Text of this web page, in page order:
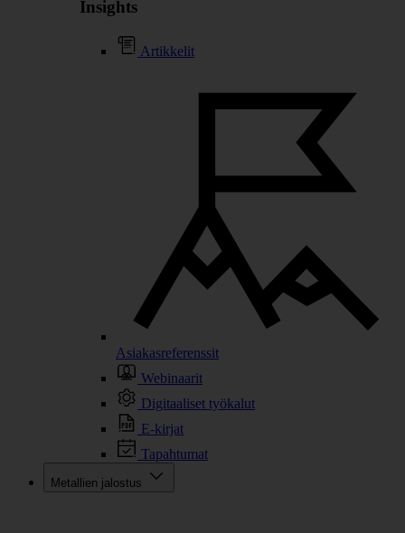
Insights
Artikkelit
Asiakasreferenssit
Webinaarit
Digitaaliset työkalut
E-kirjat
Tapahtumat
Metallien jalostus